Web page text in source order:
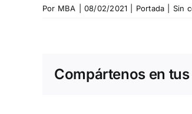
Por MBA 08/02/2021 Portada Sin
Compártenos en